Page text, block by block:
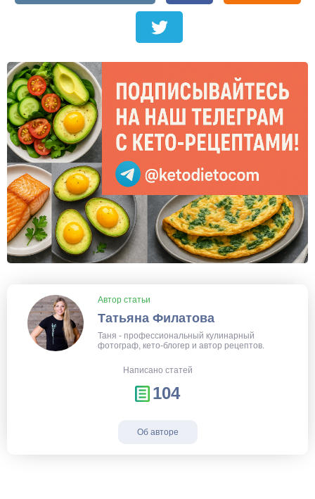
Автор статьи
Татьяна Филатова
Таня - профессиональный кулинарный
фотограф, кето-блогер и автор рецептов.
Написано статей
104
Об авторе